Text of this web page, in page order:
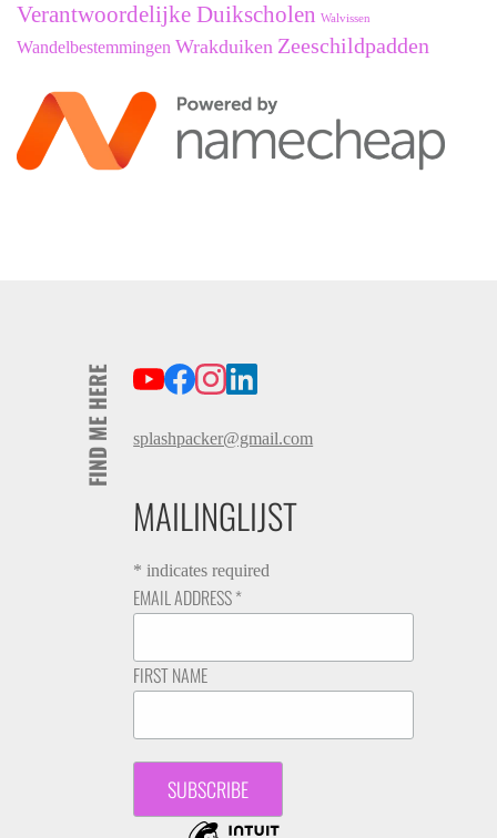
Verantwoordelijke Duikscholen Walvissen
Wandelbestemmingen Wrakduiken Zeeschildpadden
FIND ME HERE splashpacker@gmail.com
MAILINGLIJST
* indicates required
EMAIL ADDRESS*
FIRST NAME